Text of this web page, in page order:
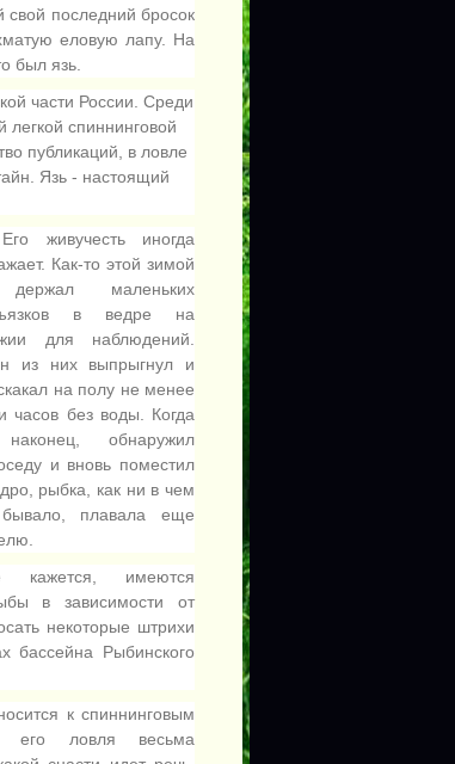
свой последний бросок
еловую лапу. На
был язь.
части России. Среди
спиннинговой
публикаций, в ловле
Язь - настоящий
живучесть иногда
Как-то этой зимой
маленьких
в ведре на
для наблюдений.
из них выпрыгнул и
на полу не менее
часов без воды. Когда
обнаружил
и вновь поместил
рыбка, как ни в чем
плавала еще
кажется, имеются
в зависимости от
некоторые штрихи
бассейна Рыбинского
к спиннинговым
его ловля весьма